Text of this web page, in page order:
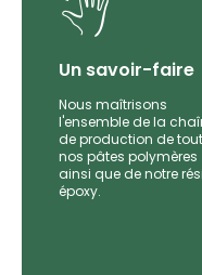
Un savoir-faire
Nous maîtrisons
l'ensemble de la
de production de
nos pâtes polymères
ainsi que de notre
époxy.